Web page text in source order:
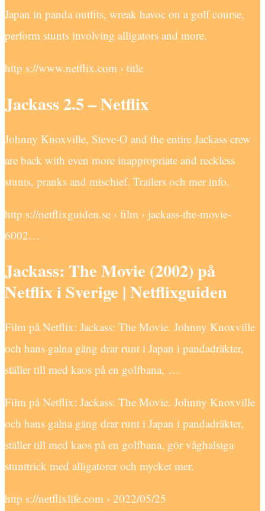
Japan in panda outfits, wreak havoc on a golf course,
perform stunts involving alligators and more.
http s://www.netflix.com › title
Jackass 2.5 – Netflix
Johnny Knoxville, Steve-O and the entire Jackass crew
are back with even more inappropriate and reckless
stunts, pranks and mischief. Trailers och mer info.
http s://netflixguiden.se › film › jackass-the-movie-
6002…
Jackass: The Movie (2002) på
Netflix i Sverige | Netflixguiden
Film på Netflix: Jackass: The Movie. Johnny Knoxville
och hans galna gäng drar runt i Japan i pandadräkter,
ställer till med kaos på en golfbana, …
Film på Netflix: Jackass: The Movie. Johnny Knoxville
och hans galna gäng drar runt i Japan i pandadräkter,
ställer till med kaos på en golfbana, gör våghalsiga
stunttrick med alligatorer och mycket mer.
http s://netflixlife.com › 2022/05/25